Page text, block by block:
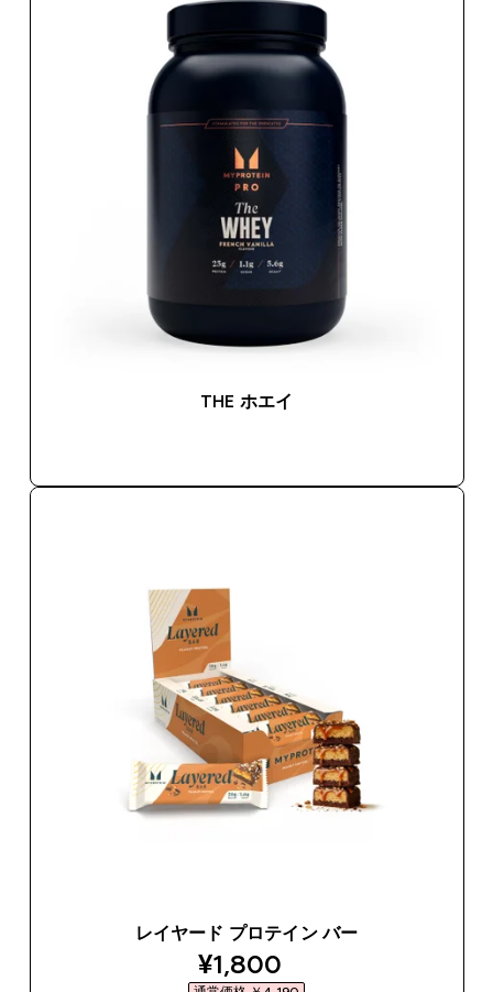
THE ホエイ
レイヤード プロテイン バー
discounted price
¥1,800‎